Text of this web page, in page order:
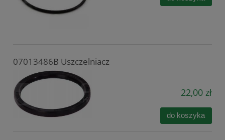
07013486B Uszczelniacz
22,00 zł
do koszyka